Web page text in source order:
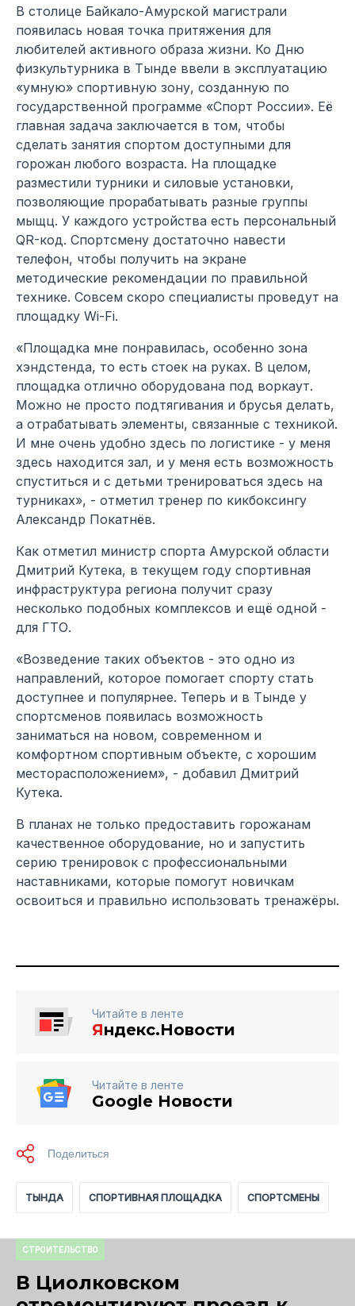
В столице Байкало-Амурской магистрали
появилась новая точка притяжения для
любителей активного образа жизни. Ко Дню
физкультурника в Тынде ввели в эксплуатацию
«умную» спортивную зону, созданную по
государственной программе «Спорт России». Её
главная задача заключается в том, чтобы
сделать занятия спортом доступными для
горожан любого возраста. На площадке
разместили турники и силовые установки,
позволяющие прорабатывать разные группы
мыщц. У каждого устройства есть персональный
QR-код. Спортсмену достаточно навести
телефон, чтобы получить на экране
методические рекомендации по правильной
технике. Совсем скоро специалисты проведут на
площадку Wi-Fi.
«Площадка мне понравилась, особенно зона
хэндстенда, то есть стоек на руках. В целом,
площадка отлично оборудована под воркаут.
Можно не просто подтягивания и брусья делать,
а отрабатывать элементы, связанные с техникой.
И мне очень удобно здесь по логистике - у меня
здесь находится зал, и у меня есть возможность
спуститься и с детьми тренироваться здесь на
турниках», - отметил тренер по кикбоксингу
Александр Покатнёв.
Как отметил министр спорта Амурской области
Дмитрий Кутека, в текущем году спортивная
инфраструктура региона получит сразу
несколько подобных комплексов и ещё одной -
для ГТО.
«Возведение таких объектов - это одно из
направлений, которое помогает спорту стать
доступнее и популярнее. Теперь и в Тынде у
спортсменов появилась возможность
заниматься на новом, современном и
комфортном спортивным объекте, с хорошим
месторасположением», - добавил Дмитрий
Кутека.
В планах не только предоставить горожанам
качественное оборудование, но и запустить
серию тренировок с профессиональными
наставниками, которые помогут новичкам
освоиться и правильно использовать тренажёры.
Читайте в ленте
Яндекс.Новости
Читайте в ленте
Google Новости
ТЫНДА СПОРТИВНАЯ ПЛОЩАДКА СПОРТСМЕНЫ
СТРОИТЕЛЬСТВО
В Циолковском